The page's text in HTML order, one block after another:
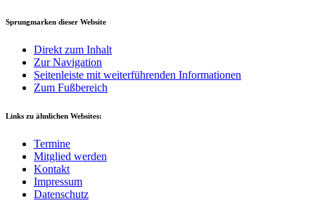
Sprungmarken dieser Website
Direkt zum Inhalt
Zur Navigation
Seitenleiste mit weiterführenden Informationen
Zum Fußbereich
Links zu ähnlichen Websites:
Termine
Mitglied werden
Kontakt
Impressum
Datenschutz